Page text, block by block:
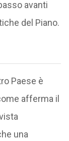
avanti
del Piano.
Paese è
afferma il
una